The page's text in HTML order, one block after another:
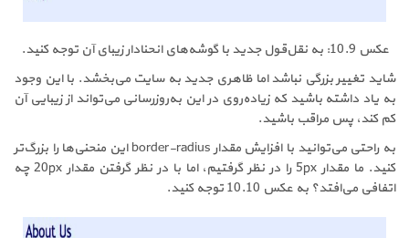
عکس 10.9: به نقل‌قول جدید با گوشه‌های انحنادار زیبای آن توجه کنید.
شاید تغییر بزرگی نباشد اما ظاهری جدید به سایت می‌بخشد. با این وجود
به یاد داشته باشید که زیاده‌روی در این به‌روز‌رسانی می‌تواند از زیبایی آن
کم کند، پس مراقب باشید.
به راحتی می‌توانید با افزایش مقدار border-radius این منحنی‌ها را بزرگ‌تر
کنید. ما مقدار 5px را در نظر گرفتیم، اما با در نظر گرفتن مقدار 20px چه
اتفافی می‌افتد؟ به عکس 10.10 توجه کنید.